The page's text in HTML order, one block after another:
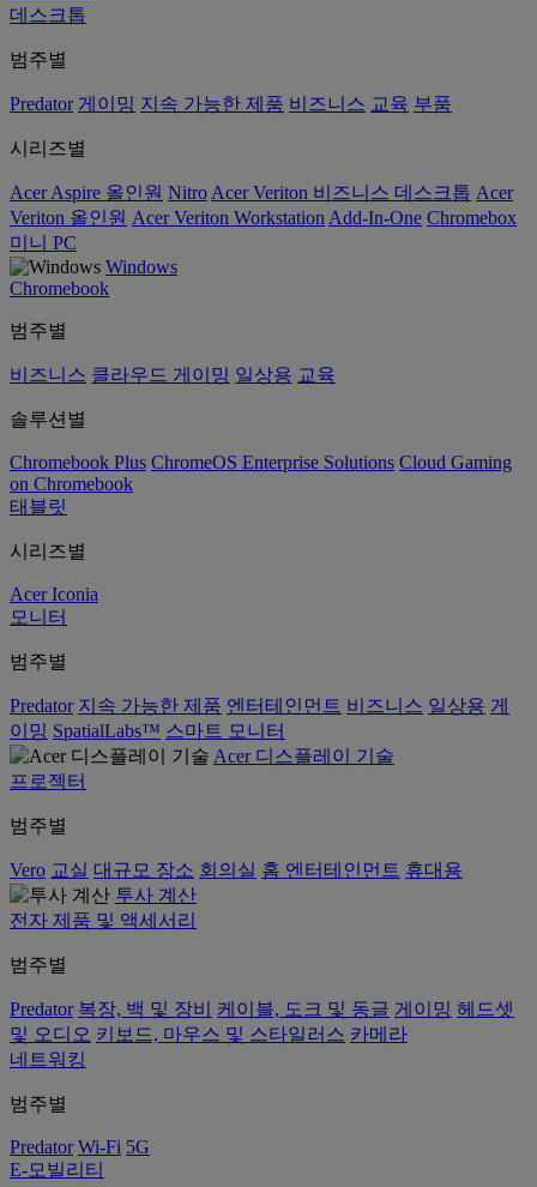
데스크톱
범주별
Predator 게이밍 지속 가능한 제품 비즈니스 교육 부품
시리즈별
Acer Aspire 올인원 Nitro Acer Veriton 비즈니스 데스크톱 Acer
Veriton 올인원 Acer Veriton Workstation Add-In-One Chromebox
미니 PC
Windows
Chromebook
범주별
비즈니스 클라우드 게이밍 일상용 교육
솔루션별
Chromebook Plus ChromeOS Enterprise Solutions Cloud Gaming
on Chromebook
태블릿
시리즈별
Acer Iconia
모니터
범주별
Predator 지속 가능한 제품 엔터테인먼트 비즈니스 일상용 게
이밍 SpatialLabs™ 스마트 모니터
Acer 디스플레이 기술
프로젝터
범주별
Vero 교실 대규모 장소 회의실 홈 엔터테인먼트 휴대용
투사 계산
전자 제품 및 액세서리
범주별
Predator 복장, 백 및 장비 케이블, 도크 및 동글 게이밍 헤드셋
및 오디오 키보드, 마우스 및 스타일러스 카메라
네트워킹
범주별
Predator Wi-Fi 5G
E-모빌리티